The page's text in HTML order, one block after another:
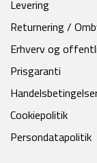
Levering
Returnering /
Erhverv og
Prisgaranti
Cookiepolitik
Persondatapolitik